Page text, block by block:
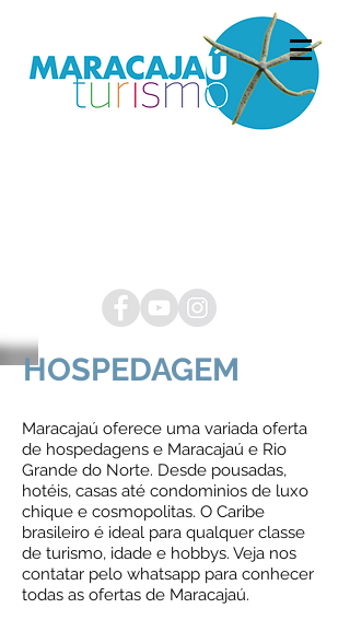
HOSPEDAGEM
Maracajaú oferece uma variada oferta
de hospedagens e Maracajaú e Rio
Grande do Norte. Desde pousadas,
hotéis, casas até condominios de luxo
chique e cosmopolitas. O Caribe
brasileiro é ideal para qualquer classe
de turismo, idade e hobbys. Veja nos
contatar pelo whatsapp para conhecer
todas as ofertas de Maracajaú.